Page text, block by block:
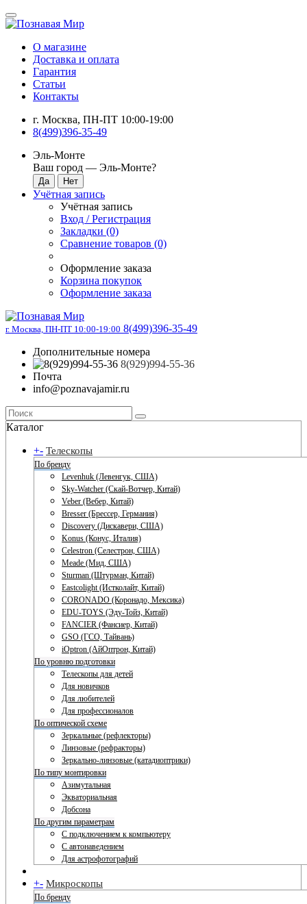
О магазине
Доставка и оплата
Гарантия
Статьи
Контакты
г. Москва, ПН-ПТ 10:00-19:00
8(499)396-35-49
Эль-Монте
Ваш город — Эль-Монте?
Учётная запись
Учётная запись
Вход / Регистрация
Закладки (0)
Сравнение товаров (0)
Оформление заказа
Корзина покупок
Оформление заказа
г. Москва, ПН-ПТ 10:00-19:00 8(499)396-35-49
Дополнительные номера
8(929)994-55-36
Почта
info@poznavajamir.ru
Каталог
+- Телескопы
По бренду
Levenhuk (Левенгук, США)
Sky-Watcher (Скай-Вотчер, Китай)
Veber (Вебер, Китай)
Bresser (Брессер, Германия)
Discovery (Дискавери, США)
Konus (Конус, Италия)
Celestron (Селестрон, США)
Meade (Мид, США)
Sturman (Штурман, Китай)
Eastcolight (Истколайт, Китай)
CORONADO (Коронадо, Мексика)
EDU-TOYS (Эду-Тойз, Китай)
FANCIER (Фансиер, Китай)
GSO (ГСО, Тайвань)
iOptron (АйОптрон, Китай)
По уровню подготовки
Телескопы для детей
Для новичков
Для любителей
Для профессионалов
По оптической схеме
Зеркальные (рефлекторы)
Линзовые (рефракторы)
Зеркально-линзовые (катадиоптрики)
По типу монтировки
Азимутальная
Экваториальная
Добсона
По другим параметрам
С подключением к компьютеру
С автонаведением
Для астрофотографий
+- Микроскопы
По бренду